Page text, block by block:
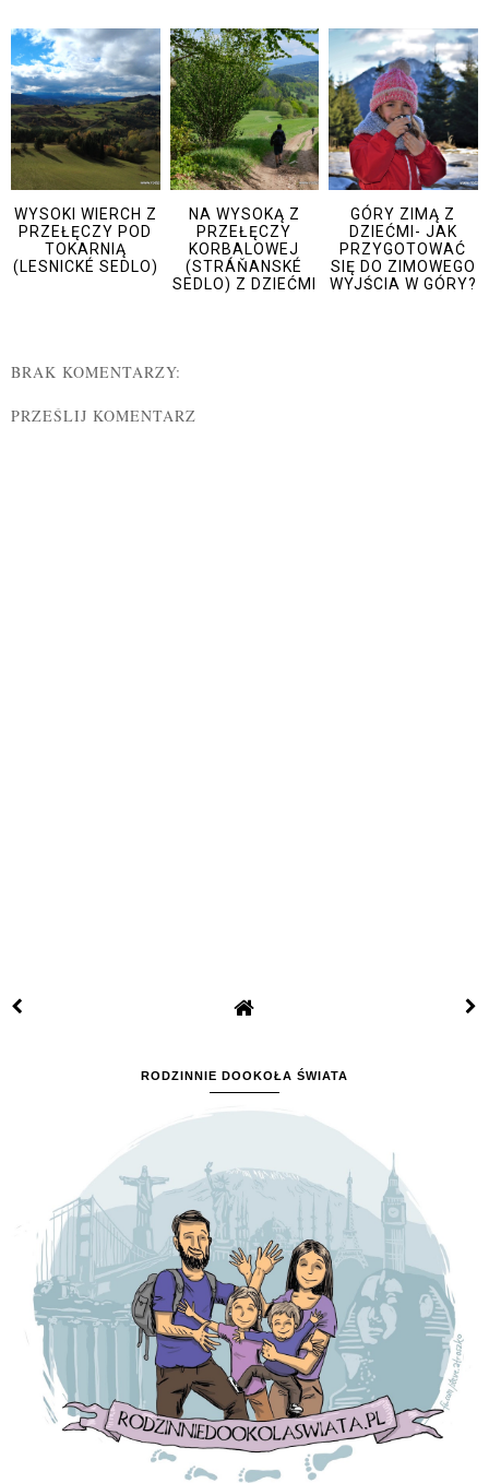
WYSOKI WIERCH Z
PRZEŁĘCZY POD
TOKARNIĄ
(LESNICKÉ SEDLO)
NA WYSOKĄ Z
PRZEŁĘCZY
KORBALOWEJ
(STRÁŇANSKÉ
SEDLO) Z DZIEĆMI
GÓRY ZIMĄ Z
DZIEĆMI- JAK
PRZYGOTOWAĆ
SIĘ DO ZIMOWEGO
WYJŚCIA W GÓRY?
BRAK KOMENTARZY:
PRZEŚLIJ KOMENTARZ
RODZINNIE DOOKOŁA ŚWIATA